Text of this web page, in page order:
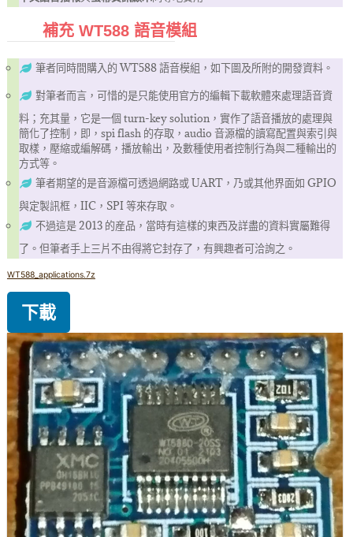
補充 WT588 語音模組
筆者同時間購入的 WT588 語音模組，如下圖及所附的開發資料。
對筆者而言，可惜的是只能使用官方的編輯下載軟體來處理語音資
料；充其量，它是一個 turn-key solution，實作了語音播放的處理與
簡化了控制，即，spi flash 的存取，audio 音源檔的讀寫配置與索引與
取樣，壓縮或編解碼，播放輸出，及數種使用者控制行為與二種輸出的
方式等。
筆者期望的是音源檔可透過網路或 UART，乃或其他界面如 GPIO
與定製訊框，IIC，SPI 等來存取。
不過這是 2013 的産品，當時有這樣的東西及詳盡的資料實屬難得
了。但筆者手上三片不由得將它封存了，有興趣者可洽詢之。
WT588_applications.7z
下載